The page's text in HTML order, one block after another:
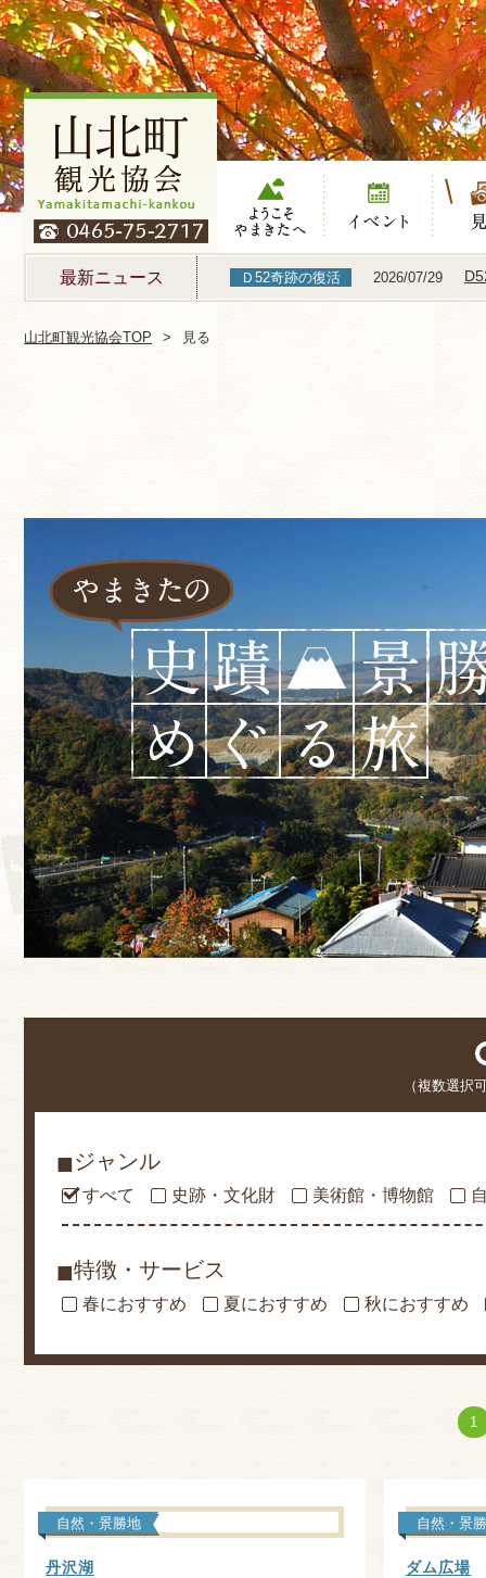
ようこそやまき
たへ
イベント 見る
最新ニュース Ｄ52奇跡の復活 2026/07/29
山北町観光協会TOP 見る
（複数選択
■ジャンル
すべて 史跡・文化財 美術館・博物館
■特徴・サービス
春におすすめ 夏におすすめ 秋におすすめ
1
自然・景勝地
丹沢湖
自然・景
ダム広場